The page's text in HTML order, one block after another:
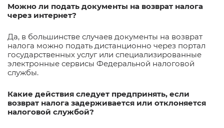
Можно ли подать документы на возврат налога
через интернет?
Да, в большинстве случаев документы на возврат
налога можно подать дистанционно через портал
государственных услуг или специализированные
электронные сервисы Федеральной налоговой
службы.
Какие действия следует предпринять, если
возврат налога задерживается или отклоняется
налоговой службой?